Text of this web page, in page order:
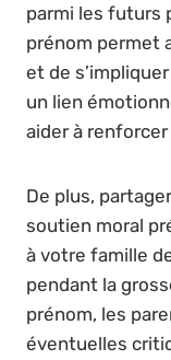
parmi les futurs
prénom permet
et de
un lien
aider à renforcer
De plus,
soutien moral
à votre famille
pendant la
prénom, les
éventuelles